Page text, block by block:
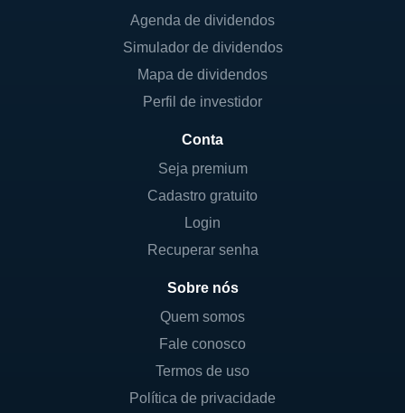
Agenda de dividendos
Simulador de dividendos
Mapa de dividendos
Perfil de investidor
Conta
Seja premium
Cadastro gratuito
Login
Recuperar senha
Sobre nós
Quem somos
Fale conosco
Termos de uso
Política de privacidade